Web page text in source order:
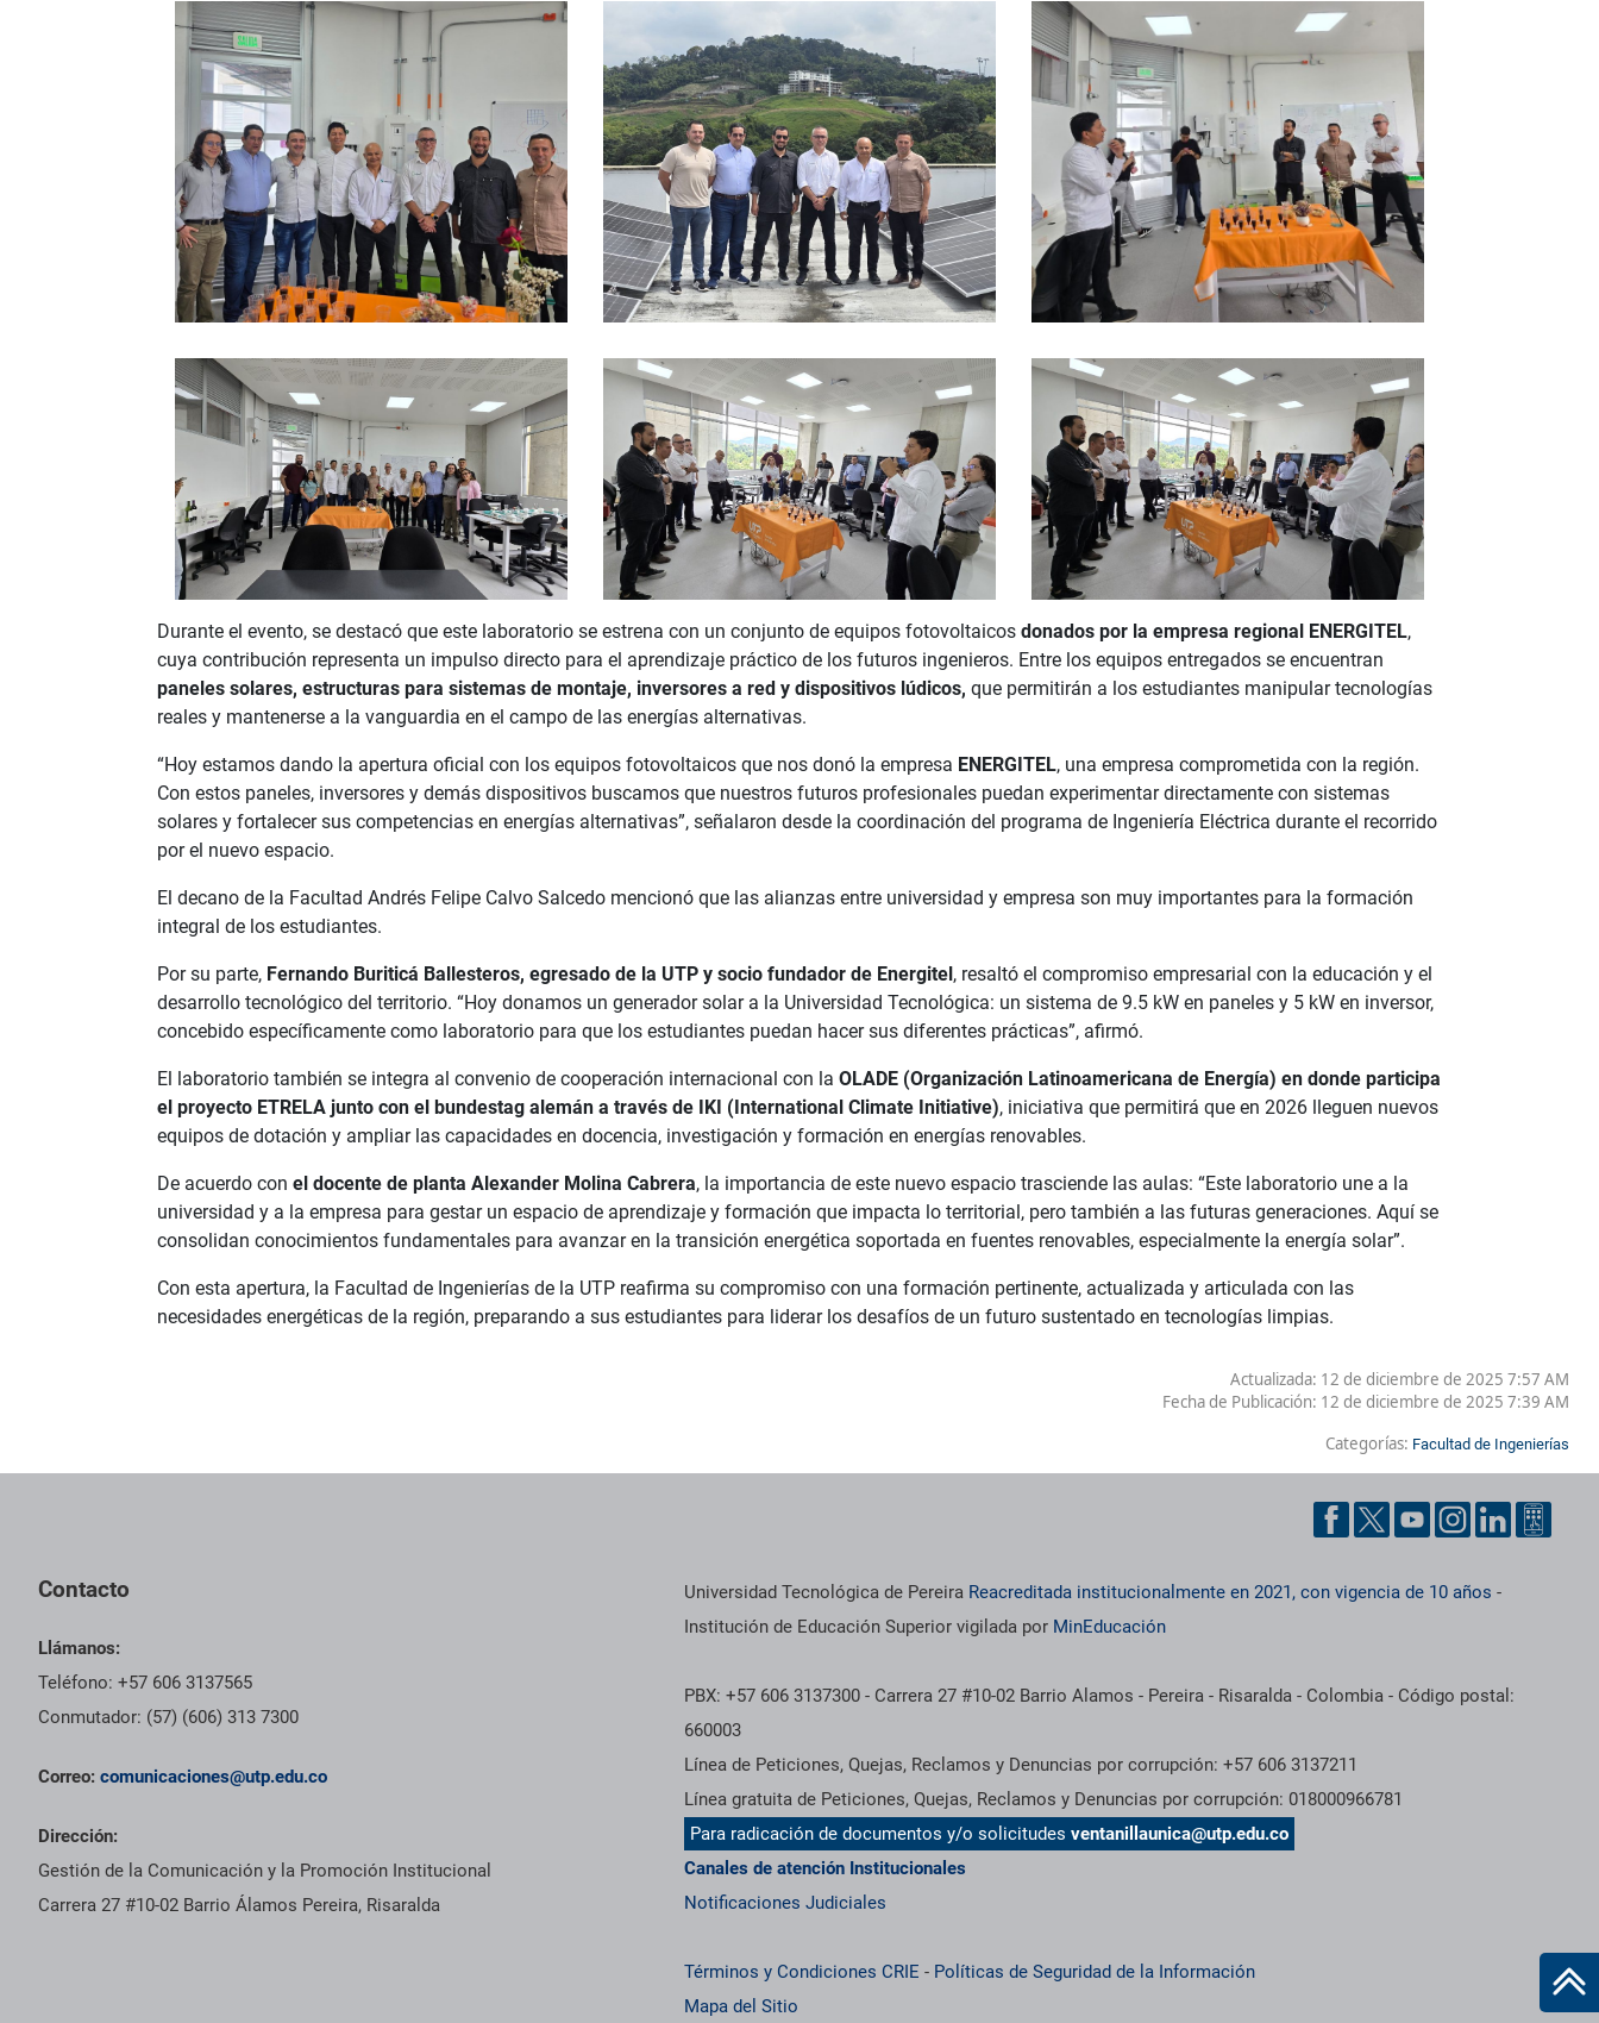
Durante el evento, se destacó que este laboratorio se estrena con un conjunto de equipos fotovoltaicos donados por la empresa regional ENERGITEL,
cuya contribución representa un impulso directo para el aprendizaje práctico de los futuros ingenieros. Entre los equipos entregados se encuentran
paneles solares, estructuras para sistemas de montaje, inversores a red y dispositivos lúdicos, que permitirán a los estudiantes manipular tecnologías
reales y mantenerse a la vanguardia en el campo de las energías alternativas.
“Hoy estamos dando la apertura oficial con los equipos fotovoltaicos que nos donó la empresa ENERGITEL, una empresa comprometida con la región.
Con estos paneles, inversores y demás dispositivos buscamos que nuestros futuros profesionales puedan experimentar directamente con sistemas
solares y fortalecer sus competencias en energías alternativas”, señalaron desde la coordinación del programa de Ingeniería Eléctrica durante el recorrido
por el nuevo espacio.
El decano de la Facultad Andrés Felipe Calvo Salcedo mencionó que las alianzas entre universidad y empresa son muy importantes para la formación
integral de los estudiantes.
Por su parte, Fernando Buriticá Ballesteros, egresado de la UTP y socio fundador de Energitel , resaltó el compromiso empresarial con la educación y el
desarrollo tecnológico del territorio. “Hoy donamos un generador solar a la Universidad Tecnológica: un sistema de 9.5 kW en paneles y 5 kW en inversor,
concebido específicamente como laboratorio para que los estudiantes puedan hacer sus diferentes prácticas”, afirmó.
El laboratorio también se integra al convenio de cooperación internacional con la OLADE (Organización Latinoamericana de Energía) en donde participa
el proyecto ETRELA junto con el bundestag alemán a través de IKI (International Climate Initiative), iniciativa que permitirá que en 2026 lleguen nuevos
equipos de dotación y ampliar las capacidades en docencia, investigación y formación en energías renovables.
De acuerdo con el docente de planta Alexander Molina Cabrera, la importancia de este nuevo espacio trasciende las aulas: “Este laboratorio une a la
universidad y a la empresa para gestar un espacio de aprendizaje y formación que impacta lo territorial, pero también a las futuras generaciones. Aquí se
consolidan conocimientos fundamentales para avanzar en la transición energética soportada en fuentes renovables, especialmente la energía solar”.
Con esta apertura, la Facultad de Ingenierías de la UTP reafirma su compromiso con una formación pertinente, actualizada y articulada con las
necesidades energéticas de la región, preparando a sus estudiantes para liderar los desafíos de un futuro sustentado en tecnologías limpias.
Actualizada: 12 de diciembre de 2025 7:57 AM
Fecha de Publicación: 12 de diciembre de 2025 7:39 AM
Categorías: Facultad de Ingenierías
Contacto
Llámanos:
Teléfono: +57 606 3137565
Conmutador: (57) (606) 313 7300
Correo: comunicaciones@utp.edu.co
Dirección:
Gestión de la Comunicación y la Promoción Institucional
Carrera 27 #10-02 Barrio Álamos Pereira, Risaralda
Universidad Tecnológica de Pereira Reacreditada institucionalmente en 2021, con vigencia de 10 años -
Institución de Educación Superior vigilada por MinEducación
PBX: +57 606 3137300 - Carrera 27 #10-02 Barrio Alamos - Pereira - Risaralda - Colombia - Código postal:
660003
Línea de Peticiones, Quejas, Reclamos y Denuncias por corrupción: +57 606 3137211
Línea gratuita de Peticiones, Quejas, Reclamos y Denuncias por corrupción: 018000966781
Para radicación de documentos y/o solicitudesventanillaunica@utp.edu.co
Canales de atención Institucionales
Notificaciones Judiciales
Términos y Condiciones CRIE - Políticas de Seguridad de la Información
Mapa del Sitio